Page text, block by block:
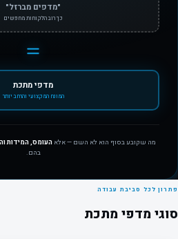
"מדפים מברזל"
כך רוב הלקוחות מחפשים
מדפי מתכת
המונח המקצועי והרחב יותר
מה שקובע בסוף הוא לא השם — אלא העומס, המידות
בהם.
פתרון לכל סביבת עבודה
סוגי מדפי מתכת